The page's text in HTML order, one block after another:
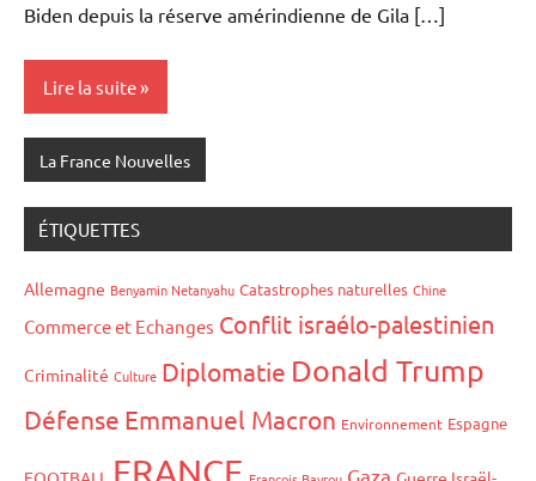
Biden depuis la réserve amérindienne de Gila […]
Lire la suite
La France Nouvelles
ÉTIQUETTES
Allemagne Benyamin Netanyahu Catastrophes naturelles Chine
Commerce et Echanges Conflit israélo-palestinien
Criminalité Culture Diplomatie Donald Trump
Défense Emmanuel Macron Environnement Espagne
FRANCE Gaza